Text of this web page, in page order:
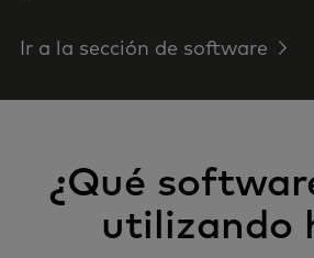
Ir a la sección de software
¿Qué
utilizando